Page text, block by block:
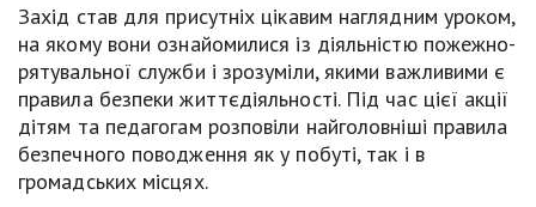
Захід став для присутніх цікавим наглядним уроком,
на якому вони ознайомилися із діяльністю пожежно-
рятувальної служби і зрозуміли, якими важливими є
правила безпеки життєдіяльності. Під час цієї акції
дітям та педагогам розповіли найголовніші правила
безпечного поводження як у побуті, так і в
громадських місцях.